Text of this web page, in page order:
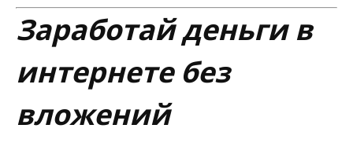
ЧАТ
Партнерки
Хайпы, инвестиции, акции
Игры под деньги и лото
Словарь терминов
Заработай деньги в
интернете без
вложений